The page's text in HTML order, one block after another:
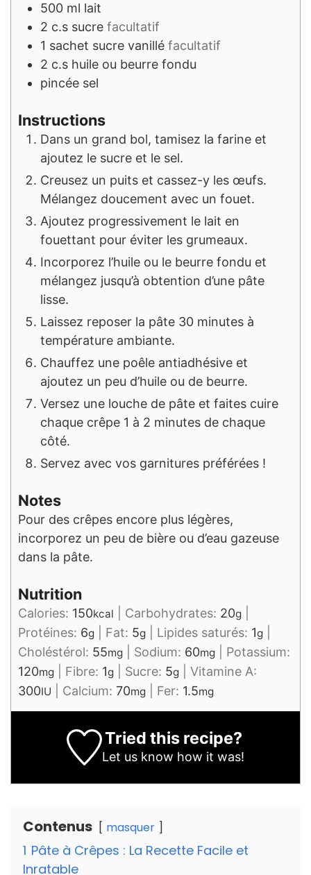
500 ml lait
2 c.s sucre facultatif
1 sachet sucre vanillé facultatif
2 c.s huile ou beurre fondu
pincée sel
Instructions
Dans un grand bol, tamisez la farine et
ajoutez le sucre et le sel.
Creusez un puits et cassez-y les œufs.
Mélangez doucement avec un fouet.
Ajoutez progressivement le lait en
fouettant pour éviter les grumeaux.
Incorporez l’huile ou le beurre fondu et
mélangez jusqu’à obtention d’une pâte
lisse.
Laissez reposer la pâte 30 minutes à
température ambiante.
Chauffez une poêle antiadhésive et
ajoutez un peu d’huile ou de beurre.
Versez une louche de pâte et faites cuire
chaque crêpe 1 à 2 minutes de chaque
côté.
Servez avec vos garnitures préférées !
Notes
Pour des crêpes encore plus légères,
incorporez un peu de bière ou d’eau gazeuse
dans la pâte.
Nutrition
Calories: 150kcal Carbohydrates: 20g
Protéines: 6g Fat: 5g Lipides saturés: 1g
Choléstérol: 55mg Sodium: 60mg
Potassium:
120mg Fibre: 1g Sucre: 5g
Vitamine A:
300IU Calcium: 70mg Fer: 1.5mg
Tried this recipe?
Let us know how it was!
Contenus masquer
1 Pâte à Crêpes : La Recette Facile et
Inratable